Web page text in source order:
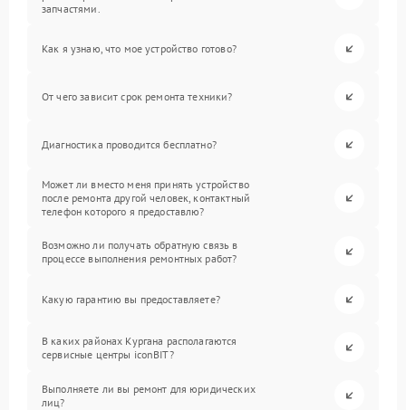
запчастями.
Как я узнаю, что мое устройство готово?
От чего зависит срок ремонта техники?
Диагностика проводится бесплатно?
Может ли вместо меня принять устройство
после ремонта другой человек, контактный
телефон которого я предоставлю?
Возможно ли получать обратную связь в
процессе выполнения ремонтных работ?
Какую гарантию вы предоставляете?
В каких районах Кургана располагаются
сервисные центры iconBIT?
Выполняете ли вы ремонт для юридических
лиц?